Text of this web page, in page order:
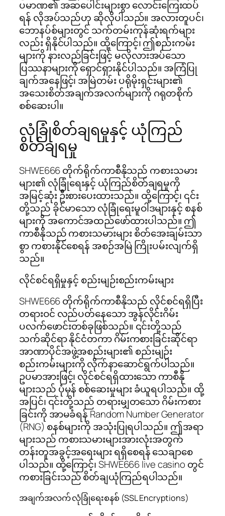
ပမာဏ၏ အဆပေါင်းများစွာ လောင်းကြေးထပ်
ရန် လိုအပ်သည်ဟု ဆိုလိုပါသည်။ အလားတူပင်၊
ဘောနပ်စ်များတွင် သက်တမ်းကုန်ဆုံးရက်များ
လည်း ရှိနိုင်ပါသည်။ ထို့ကြောင့်၊ ဤစည်းကမ်း
များကို နားလည်ခြင်းဖြင့် မလိုလားအပ်သော
ပြဿနာများကို ရှောင်ရှားနိုင်ပါသည်။ အကြံပြု
ချက်အနေဖြင့်၊ အမြဲတမ်း ပရိုမိုးရှင်းများ၏
အသေးစိတ်အချက်အလက်များကို ဂရုတစိုက်
စစ်ဆေးပါ။
လုံခြုံစိတ်ချရမှုနှင့် ယုံကြည်
စိတ်ချရမှု
SHWE666 တိုက်ရိုက်ကာစီနိုသည် ကစားသမား
များ၏ လုံခြုံရေးနှင့် ယုံကြည်စိတ်ချရမှုကို
အမြင့်ဆုံး ဦးစားပေးထားသည်။ ထို့ကြောင့်၊ ၎င်း
တို့သည် ခိုင်မာသော လုံခြုံရေးမူဝါဒများနှင့် စနစ်
များကို အကောင်အထည်ဖော်ထားပါသည်။ ဤ
ကာစီနိုသည် ကစားသမားများ စိတ်အေးချမ်းသာ
စွာ ကစားနိုင်စေရန် အစဉ်အမြဲ ကြိုးပမ်းလျက်ရှိ
သည်။
လိုင်စင်ရရှိမှုနှင့် စည်းမျဉ်းစည်းကမ်းများ
SHWE666 တိုက်ရိုက်ကာစီနိုသည် လိုင်စင်ရရှိပြီး
တရားဝင် လည်ပတ်နေသော အွန်လိုင်းဂိမ်း
ပလက်ဖောင်းတစ်ခုဖြစ်သည်။ ၎င်းတို့သည်
သက်ဆိုင်ရာ နိုင်ငံတကာ ဂိမ်းကစားခြင်းဆိုင်ရာ
အာဏာပိုင်အဖွဲ့အစည်းများ၏ စည်းမျဉ်း
စည်းကမ်းများကို လိုက်နာဆောင်ရွက်ပါသည်။
ဥပမာအားဖြင့်၊ လိုင်စင်ရရှိထားသော ကာစီနို
များသည် ပုံမှန် စစ်ဆေးမှုများ ခံယူရပါသည်။ ထို့
အပြင်၊ ၎င်းတို့သည် တရားမျှတသော ဂိမ်းကစား
ခြင်းကို အာမခံရန် Random Number Generator
(RNG) စနစ်များကို အသုံးပြုရပါသည်။ ဤအရာ
များသည် ကစားသမားများအားလုံးအတွက်
တန်းတူအခွင့်အရေးများ ရရှိစေရန် သေချာစေ
ပါသည်။ ထို့ကြောင့်၊ SHWE666 live casino တွင်
ကစားခြင်းသည် စိတ်ချယုံကြည်ရပါသည်။
အချက်အလက် လုံခြုံရေးစနစ် (SSL Encryptions)